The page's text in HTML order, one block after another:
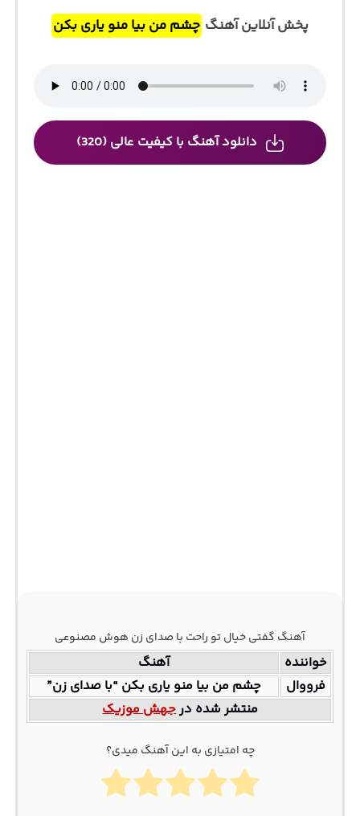
پخش آنلاین آهنگ چشم من بیا منو یاری بکن
دانلود آهنگ با کیفیت عالی (320)
آهنگ گفتی خیال تو راحت با صدای زن هوش مصنوعی
خواننده
آهنگ
فرووال
چشم من بیا منو یاری بکن “با صدای زن”
منتشر شده درجهش موزیک
چه امتیازی به این آهنگ میدی؟